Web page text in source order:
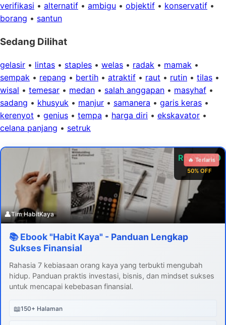
verifikasi • alternatif • ambigu • objektif • konservatif •
borang • santun
Sedang Dilihat
gelasir • lintas • staples • welas • radak • mamak •
sempak • repang • bertih • atraktif • raut • rutin • tilas •
wisal • temesar • medan • salah anggapan • masyhaf •
sadang • khusyuk • manjur • samanera • garis keras •
kerenyot • genius • tempa • harga diri • ekskavator •
celana panjang • setruk
Rp 99.000
50% OFF
🔥 Terlaris
👤Tim HabitKaya
📚 Ebook "Habit Kaya" - Panduan Lengkap
Sukses Finansial
Rahasia 7 kebiasaan orang kaya yang terbukti mengubah
hidup. Panduan praktis investasi, bisnis, dan mindset sukses
untuk mencapai kebebasan finansial.
📖150+ Halaman